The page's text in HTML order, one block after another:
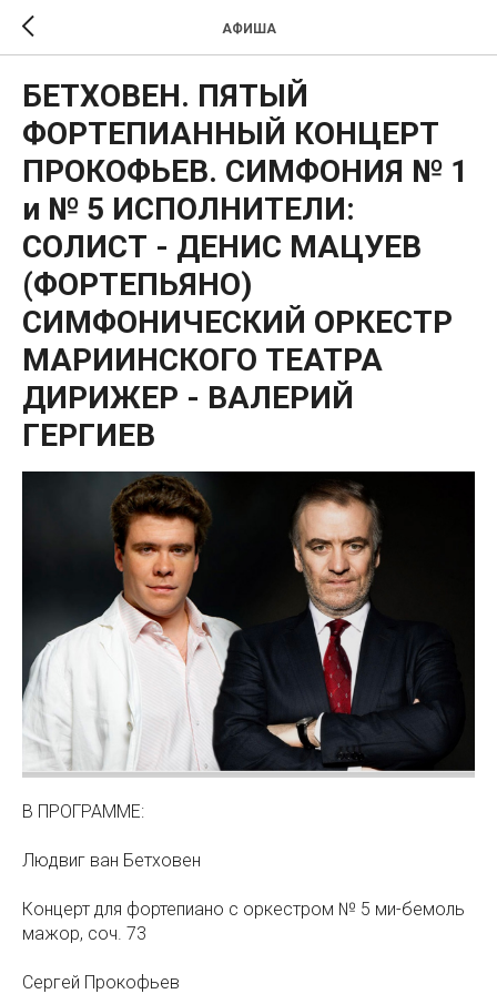
АФИША
БЕТХОВЕН. ПЯТЫЙ
ФОРТЕПИАННЫЙ КОНЦЕРТ
ПРОКОФЬЕВ. СИМФОНИЯ № 1
и № 5 ИСПОЛНИТЕЛИ:
СОЛИСТ - ДЕНИС МАЦУЕВ
(ФОРТЕПЬЯНО)
СИМФОНИЧЕСКИЙ ОРКЕСТР
МАРИИНСКОГО ТЕАТРА
ДИРИЖЕР - ВАЛЕРИЙ
ГЕРГИЕВ
В ПРОГРАММЕ:
Людвиг ван Бетховен
Концерт для фортепиано с оркестром № 5 ми-бемоль
мажор, соч. 73
Сергей Прокофьев